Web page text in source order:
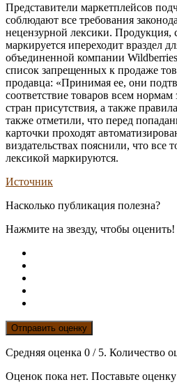
Представители маркетплейсов
соблюдают все требования
нецензурной лексики. Продукция,
маркируется ипереходит враздел
объединенной компании
список запрещенных к продаже
продавца: «Принимая ее, они
соответствие товаров всем нормам
стран присутствия, а также
также отметили, что перед
карточки проходят
виздательствах пояснили, что все
лексикой маркируются.
Источник
Насколько публикация полезна?
Нажмите на звезду, чтобы оценить!
Отправить оценку
Средняя оценка 0 / 5. Количество
Оценок пока нет. Поставьте